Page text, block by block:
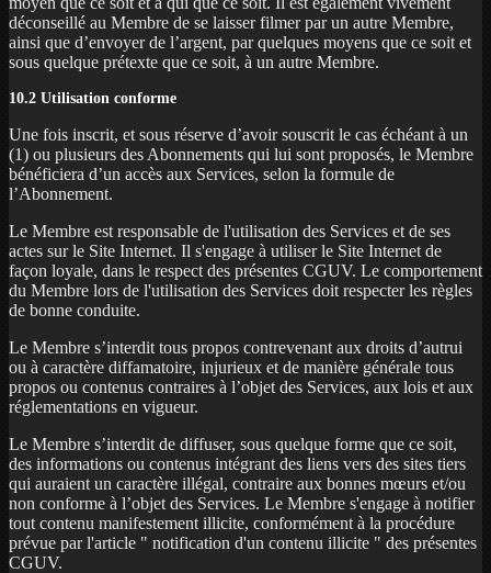
déconseillé au Membre de se laisser filmer par un autre Membre,
ainsi que d’envoyer de l’argent, par quelques moyens que ce soit et
sous quelque prétexte que ce soit, à un autre Membre.
10.2 Utilisation conforme
Une fois inscrit, et sous réserve d’avoir souscrit le cas échéant à un
(1) ou plusieurs des Abonnements qui lui sont proposés, le Membre
bénéficiera d’un accès aux Services, selon la formule de
l’Abonnement.
Le Membre est responsable de l'utilisation des Services et de ses
actes sur le Site Internet. Il s'engage à utiliser le Site Internet de
façon loyale, dans le respect des présentes CGUV. Le comportement
du Membre lors de l'utilisation des Services doit respecter les règles
de bonne conduite.
Le Membre s’interdit tous propos contrevenant aux droits d’autrui
ou à caractère diffamatoire, injurieux et de manière générale tous
propos ou contenus contraires à l’objet des Services, aux lois et aux
réglementations en vigueur.
Le Membre s’interdit de diffuser, sous quelque forme que ce soit,
des informations ou contenus intégrant des liens vers des sites tiers
qui auraient un caractère illégal, contraire aux bonnes mœurs et/ou
non conforme à l’objet des Services. Le Membre s'engage à notifier
tout contenu manifestement illicite, conformément à la procédure
prévue par l'article " notification d'un contenu illicite " des présentes
CGUV.